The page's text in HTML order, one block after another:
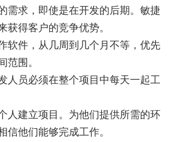
需求，即使是在开发的后期。敏捷
获得客户的竞争优势。
软件，从几周到几个月不等，优先
范围。
人员必须在整个项目中每天一起工
人建立项目。为他们提供所需的环
信他们能够完成工作。